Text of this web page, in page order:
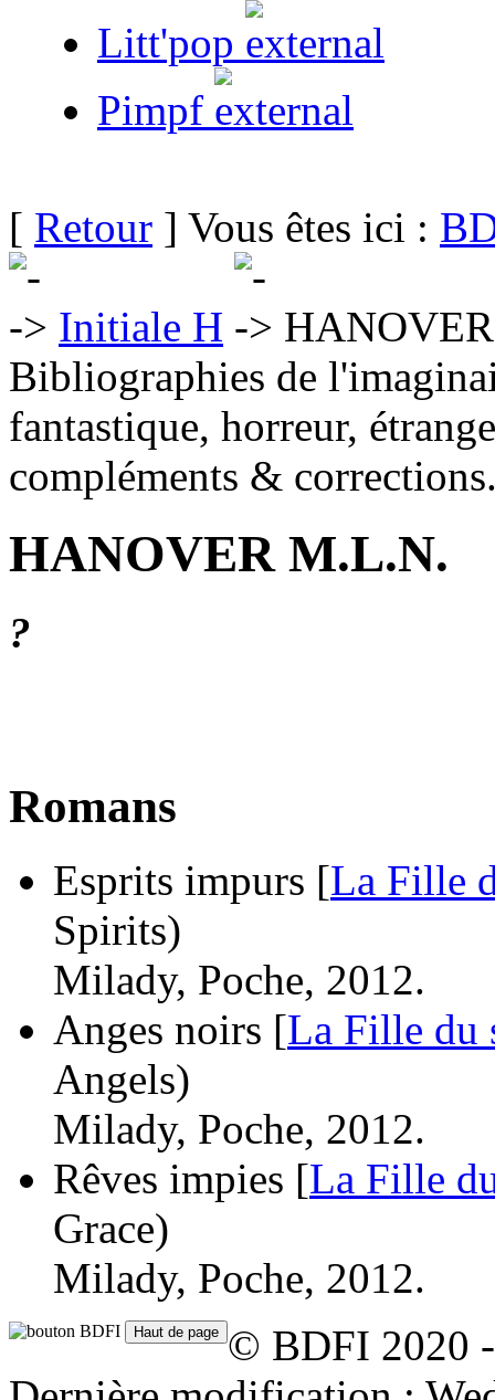
Litt'pop
Pimpf
[ Retour ] Vous êtes ici :
Initiale H
Bibliographies de
fantastique, horreur,
compléments &
HANOVER M.L.N.
?
Romans
Esprits impurs [La Fille
Spirits)
Milady, Poche, 2012.
Anges noirs [La Fille du
Angels)
Milady, Poche, 2012.
Rêves impies [La Fille
Grace)
Milady, Poche, 2012.
© BDFI 2020